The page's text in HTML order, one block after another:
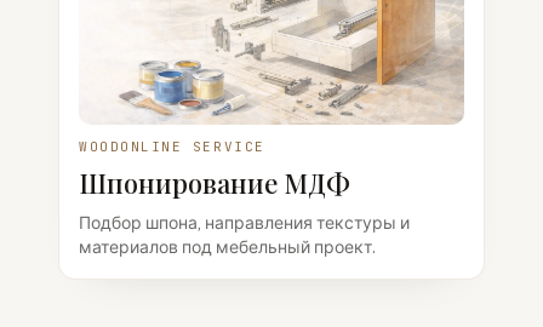
WOODONLINE SERVICE
Шпонирование МДФ
Подбор шпона, направления текстуры и
материалов под мебельный проект.